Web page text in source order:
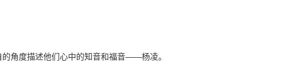
角度描述他们心中的知音和福音——杨凌。